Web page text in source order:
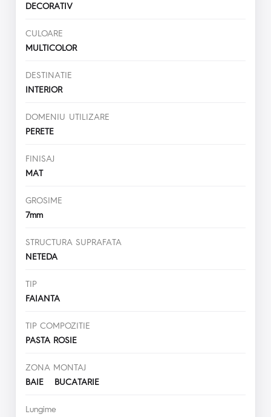
DECORATIV
CULOARE
MULTICOLOR
DESTINATIE
INTERIOR
DOMENIU UTILIZARE
PERETE
FINISAJ
MAT
GROSIME
7mm
STRUCTURA SUPRAFATA
NETEDA
TIP
FAIANTA
TIP COMPOZITIE
PASTA ROSIE
ZONA MONTAJ
BAIE BUCATARIE
Lungime